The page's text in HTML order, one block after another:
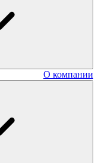
О компании